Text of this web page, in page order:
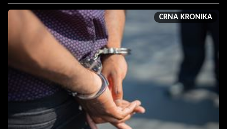
CRNA KRONIKA